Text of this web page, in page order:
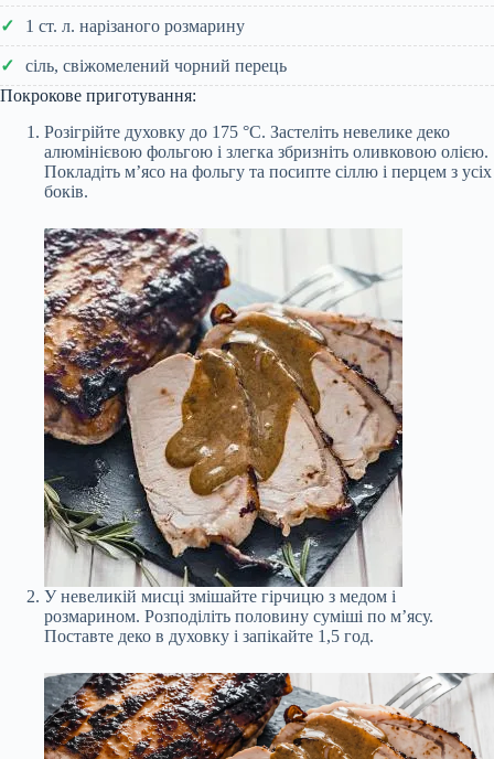
1 ст. л. нарізаного розмарину
сіль, свіжомелений чорний перець
Покрокове приготування:
Розігрійте духовку до 175 °С. Застеліть невелике деко
алюмінієвою фольгою і злегка збризніть оливковою олією.
Покладіть м’ясо на фольгу та посипте сіллю і перцем з усіх
боків.
У невеликій мисці змішайте гірчицю з медом і
розмарином. Розподіліть половину суміші по м’ясу.
Поставте деко в духовку і запікайте 1,5 год.